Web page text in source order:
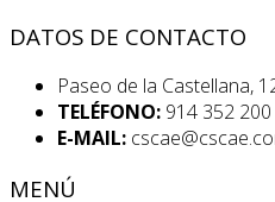
DATOS DE CONTACTO
Paseo de la Castellana,
TELÉFONO: 914 352 200
E-MAIL:
MENÚ